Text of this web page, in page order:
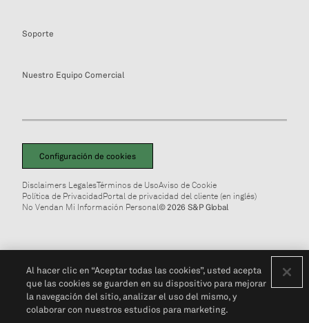
Soporte
Nuestro Equipo Comercial
Configuración de cookies
Disclaimers LegalesTérminos de UsoAviso de Cookie
Política de PrivacidadPortal de privacidad del cliente (en inglés)
No Vendan Mi Información Personal© 2026 S&P Global
Al hacer clic en “Aceptar todas las cookies”, usted acepta
que las cookies se guarden en su dispositivo para mejorar
la navegación del sitio, analizar el uso del mismo, y
colaborar con nuestros estudios para marketing.